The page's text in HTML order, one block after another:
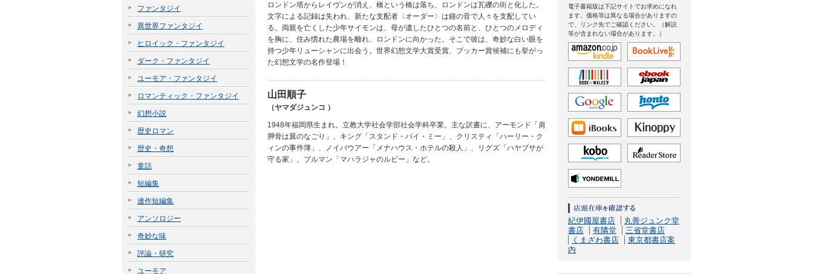
ファンタジイ
異世界ファンタジイ
ヒロイック・ファンタジイ
ダーク・ファンタジイ
ユーモア・ファンタジイ
ロマンティック・ファンタジイ
幻想小説
歴史ロマン
歴史・奇想
童話
短編集
連作短編集
アンソロジー
奇妙な味
評論・研究
ユーモア
電子書籍版は下記サイトでお求めになれ
ます。価格等は異なる場合がありますの
で、リンク先でご確認ください。（解説
等が含まれない場合があります。）
紀伊國屋書店
丸善ジュンク堂
書店
有隣堂
三省堂書店
くまざわ書店
東京都書店案
内
ロンドン塔からレイヴンが消え、橋という橋は落ち、ロンドンは瓦礫の街と化した。
文字による記録は失われ、新たな支配者〈オーダー〉は鐘の音で人々を支配してい
る。両親を亡くした少年サイモンは、母が遺したひとつの名前と、ひとつのメロディ
を胸に、住み慣れた農場を離れ、ロンドンに向かった。そこで彼は、奇妙な白い眼を
持つ少年リューシャンに出会う。世界幻想文学大賞受賞、ブッカー賞候補にも挙がっ
た幻想文学の名作登場！
山田順子
（ヤマダジュンコ ）
1948年福岡県生まれ。立教大学社会学部社会学科卒業。主な訳書に、アーモンド「肩
胛骨は翼のなごり」、キング「スタンド・バイ・ミー」、クリスティ「ハーリー・ク
ィンの事件簿」、ノイバウアー「メナハウス・ホテルの殺人」、リグズ「ハヤブサが
守る家」、プルマン「マハラジャのルビー」など。